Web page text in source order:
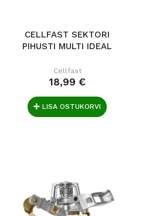
CELLFAST SEKTORI
PIHUSTI MULTI IDEAL
Cellfast
18,99 €
LISA OSTUKORVI